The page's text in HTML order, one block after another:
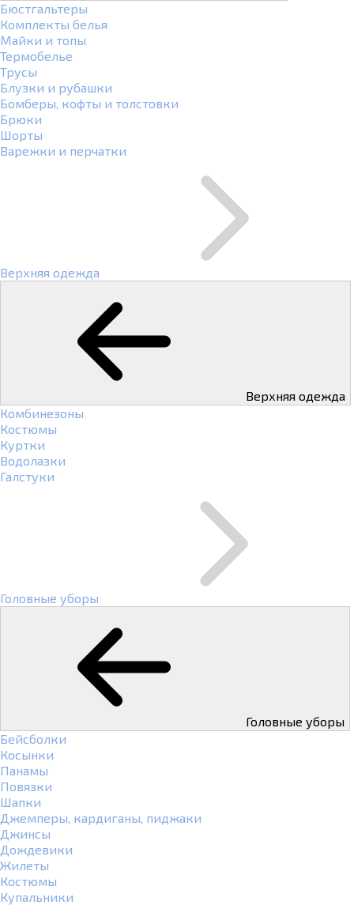
Бюстгальтеры
Комплекты белья
Майки и топы
Термобелье
Трусы
Блузки и рубашки
Бомберы, кофты и толстовки
Брюки
Шорты
Варежки и перчатки
Верхняя одежда
Верхняя одежда
Комбинезоны
Костюмы
Куртки
Водолазки
Галстуки
Головные уборы
Головные уборы
Бейсболки
Косынки
Панамы
Повязки
Шапки
Джемперы, кардиганы, пиджаки
Джинсы
Дождевики
Жилеты
Костюмы
Купальники